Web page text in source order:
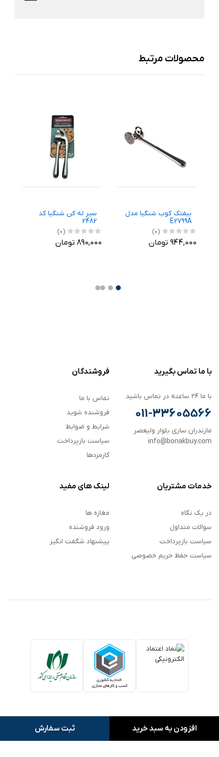
محصولات مرتبط
بیفتک کوب شنگیا مدل
E2799A
(0)
944,000 تومان
سیر له کن شنگیا کد
2482
(0)
890,000 تومان
با ما تماس بگیرید
با ما ۲۴ ساعته در تماس باشید
011-33605566
مازندران ساری بلوار ولیعصر
info@bonakbuy.com
فروشندگان
تماس با ما
فروشنده شوید
شرایط و ضوابط
سیاست بازپرداخت
کارمزدها
خدمات مشتریان
در یک نگاه
سوالات متداول
سیاست بازپرداخت
سیاست حفظ حریم خصوصی
لینک های مفید
مغازه ها
ورود فروشنده
پیشنهاد شگفت انگیز
افزودن به سبد خرید ثبت سفارش